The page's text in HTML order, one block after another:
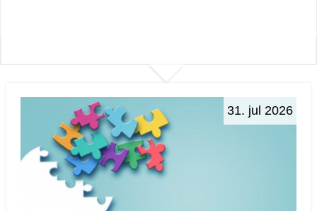
31. jul 2026